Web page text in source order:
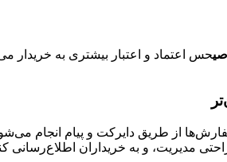
حس اعتماد و اعتبار بیشتری به
از طریق دایرکت و پیام انجام
مدیریت، و به خریداران اطلاع‌رسانی